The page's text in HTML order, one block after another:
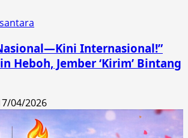
Internasional!”
Heboh, Jember ‘Kirim’ Bintang
04/2026